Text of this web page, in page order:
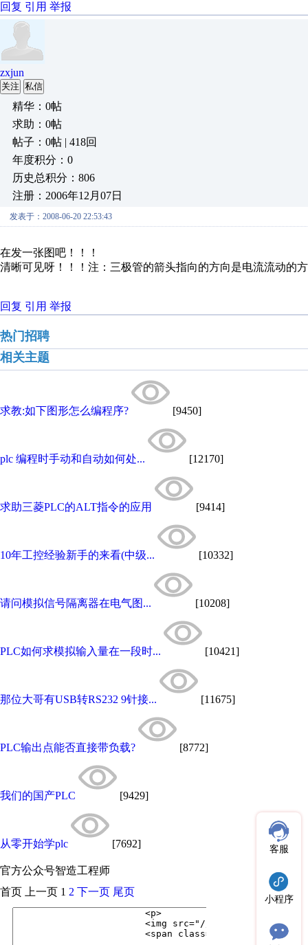
回复 引用 举报
zxjun
关注 私信
精华：0帖
求助：0帖
帖子：0帖 | 418回
年度积分：0
历史总积分：806
注册：2006年12月07日
发表于：2008-06-20 22:53:43
在发一张图吧！！！
清晰可见呀！！！注：三极管的箭头指向的方向是电流流动的
回复 引用 举报
热门招聘
相关主题
求教:如下图形怎么编程序? [9450]
plc 编程时手动和自动如何处... [12170]
求助三菱PLC的ALT指令的应用 [9414]
10年工控经验新手的来看(中级... [10332]
请问模拟信号隔离器在电气图... [10208]
PLC如何求模拟输入量在一段时... [10421]
那位大哥有USB转RS232 9针接... [11675]
PLC输出点能否直接带负载? [8772]
我们的国产PLC [9429]
从零开始学plc [7692]
官方公众号智造工程师
客服
小程序
首页 上一页 1 2 下一页 尾页